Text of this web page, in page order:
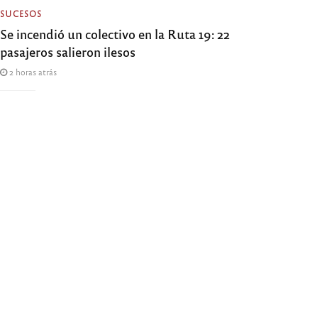
SUCESOS
Se incendió un colectivo en la Ruta 19: 22
pasajeros salieron ilesos
2 horas atrás